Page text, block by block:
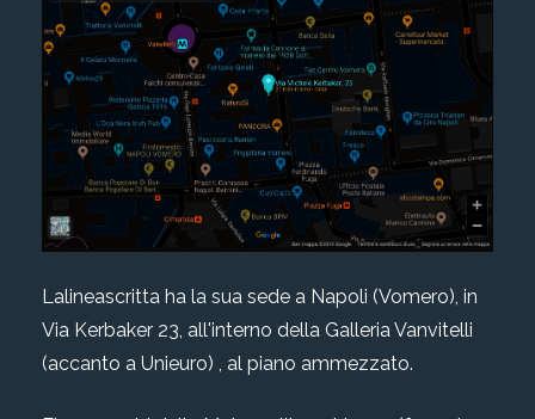
Lalineascritta ha la sua sede a Napoli (Vomero), in
Via Kerbaker 23, all'interno della Galleria Vanvitelli
(accanto a Unieuro) , al piano ammezzato.